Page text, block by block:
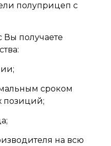
полуприцеп с
Вы получаете
сроком
позиций;
на всю